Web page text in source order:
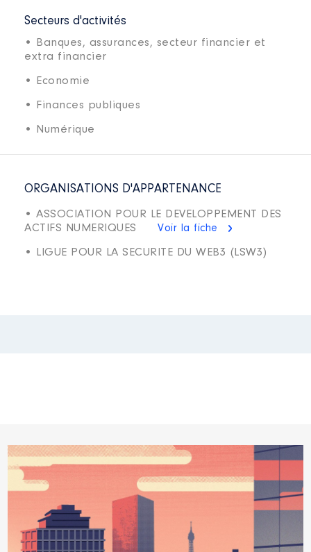
Secteurs d'activités
• Banques, assurances, secteur financier et
extra financier
• Economie
• Finances publiques
• Numérique
ORGANISATIONS D'APPARTENANCE
• ASSOCIATION POUR LE DEVELOPPEMENT DES
ACTIFS NUMERIQUES
Voir la fiche
• LIGUE POUR LA SECURITE DU WEB3 (LSW3)